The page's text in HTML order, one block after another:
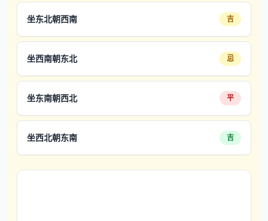
坐东北朝西南 吉
坐西南朝东北 忌
坐东南朝西北 平
坐西北朝东南 吉